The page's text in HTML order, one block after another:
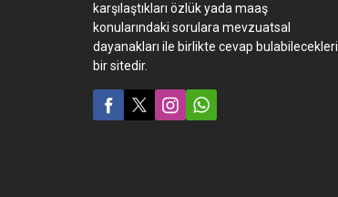
karşılaştıkları özlük yada maaş
konularındaki sorulara mevzuatsal
dayanakları ile birlikte cevap bulabilecekleri
bir sitedir.